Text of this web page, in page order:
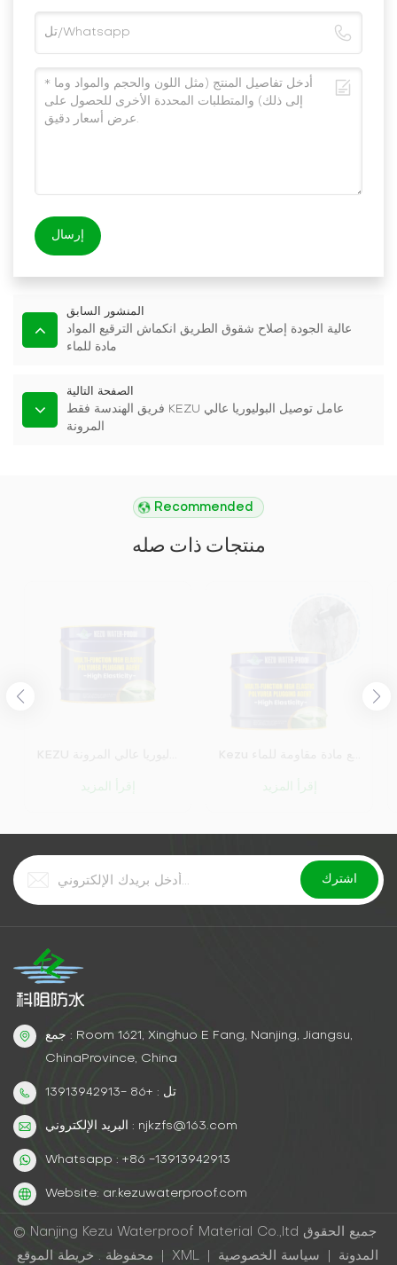
إرسال
المنشور السابق
عالية الجودة إصلاح شقوق الطريق انكماش الترقيع المواد
مادة للماء
الصفحة التالية
فريق الهندسة فقط KEZU عامل توصيل البوليوريا عالي
المرونة
Recommended
منتجات ذات صله
إقرأ المزيد إقرأ المزيد
جمع : Room 1621, Xinghuo E Fang, Nanjing, Jiangsu,
ChinaProvince, China
تل : +86 -13913942913
البريد الإلكتروني : njkzfs@163.com
Whatsapp : +86 -13913942913
Website: ar.kezuwaterproof.com
© Nanjing Kezu Waterproof Material Co.,ltd جميع الحقوق
محفوظة .
XML المدونة سياسة الخصوصية